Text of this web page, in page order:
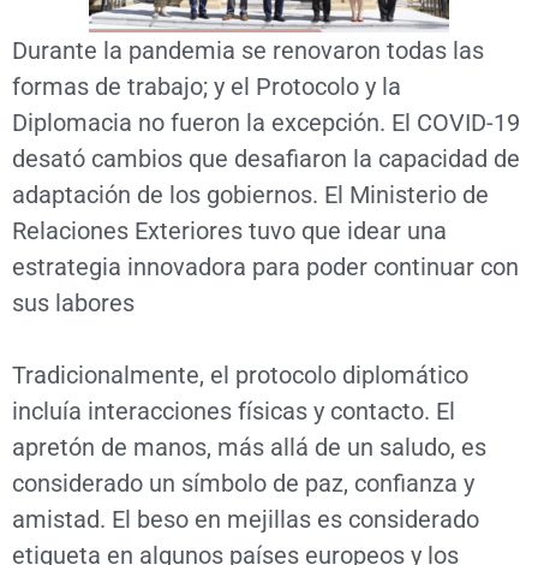
Durante la pandemia se renovaron todas las
formas de trabajo; y el Protocolo y la
Diplomacia no fueron la excepción. El COVID-19
desató cambios que desafiaron la capacidad de
adaptación de los gobiernos. El Ministerio de
Relaciones Exteriores tuvo que idear una
estrategia innovadora para poder continuar con
sus labores
Tradicionalmente, el protocolo diplomático
incluía interacciones físicas y contacto. El
apretón de manos, más allá de un saludo, es
considerado un símbolo de paz, confianza y
amistad. El beso en mejillas es considerado
etiqueta en algunos países europeos y los